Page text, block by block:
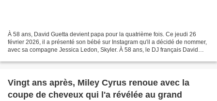
À 58 ans, David Guetta devient papa pour la quatrième fois. Ce jeudi 26
février 2026, il a présenté son bébé sur Instagram qu'il a décidé de nommer,
avec sa compagne Jessica Ledon, Skyler. À 58 ans, le DJ français David
Vingt ans après, Miley Cyrus renoue avec la
coupe de cheveux qui l'a révélée au grand